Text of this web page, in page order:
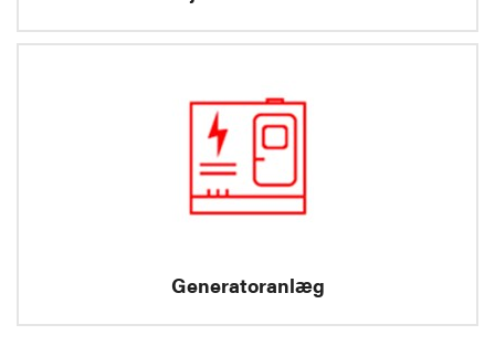
Generatoranlæg